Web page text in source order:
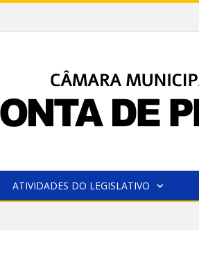
ATIVIDADES DO LEGISLATIVO